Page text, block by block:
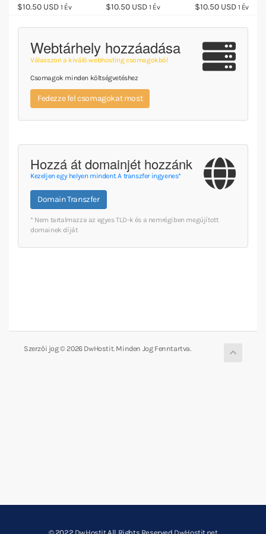
$10.50 USD 1 Év $10.50 USD 1 Év $10.50 USD 1 Év
Webtárhely hozzáadása
Válasszon a kiváló webhosting csomagokból
Csomagok minden költségvetéshez
Fedezze fel csomagokat most
Hozzá át domainjét hozzánk
Kezeljen egy helyen mindent. A transzfer ingyenes*
Domain Transzfer
* Nem tartalmazza az egyes TLD-k és a nemrégiben megújított
domainek díját
Szerzői jog © 2026 DwHostit. Minden Jog Fenntartva.